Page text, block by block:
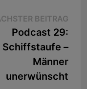
BEITRAG
Podcast 29:
Schiffstaufe –
Männer
unerwünscht